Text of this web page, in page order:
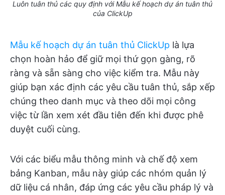
Luôn tuân thủ các quy định với Mẫu kế hoạch dự án tuân thủ
của ClickUp
Mẫu kế hoạch dự án tuân thủ ClickUp là lựa
chọn hoàn hảo để giữ mọi thứ gọn gàng, rõ
ràng và sẵn sàng cho việc kiểm tra. Mẫu này
giúp bạn xác định các yêu cầu tuân thủ, sắp xếp
chúng theo danh mục và theo dõi mọi công
việc từ lần xem xét đầu tiên đến khi được phê
duyệt cuối cùng.
Với các biểu mẫu thông minh và chế độ xem
bảng Kanban, mẫu này giúp các nhóm quản lý
dữ liệu cá nhân, đáp ứng các yêu cầu pháp lý và